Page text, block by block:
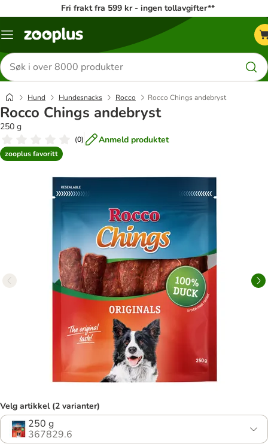
Fri frakt fra 599 kr - ingen tollavgifter**
Katalogmeny
Søk
etter
produkter
Hund Hundesnacks Rocco Rocco Chings andebryst
Rocco Chings andebryst
250 g
(0) Anmeld produktet
zooplus favoritt
Velg artikkel (2 varianter)
250 g
367829.6